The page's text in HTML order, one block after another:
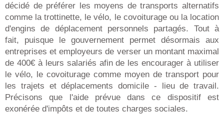
décidé de préférer les moyens de transports alternatifs
comme la trottinette, le vélo, le covoiturage ou la location
d'engins de déplacement personnels partagés. Tout à
fait, puisque le gouvernement permet désormais aux
entreprises et employeurs de verser un montant maximal
de 400€ à leurs salariés afin de les encourager à utiliser
le vélo, le covoiturage comme moyen de transport pour
les trajets et déplacements domicile - lieu de travail.
Précisons que l'aide prévue dans ce dispositif est
exonérée d'impôts et de toutes charges sociales.